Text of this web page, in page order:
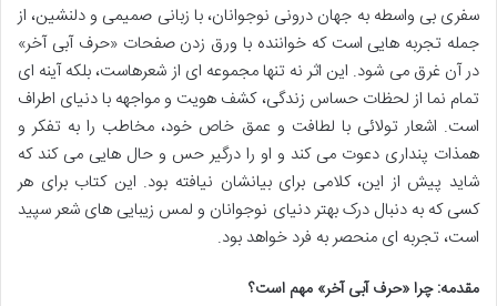
سفری بی واسطه به جهان درونی نوجوانان، با زبانی صمیمی و دلنشین، از
جمله تجربه هایی است که خواننده با ورق زدن صفحات «حرف آبی آخر»
در آن غرق می شود. این اثر نه تنها مجموعه ای از شعرهاست، بلکه آینه ای
تمام نما از لحظات حساس زندگی، کشف هویت و مواجهه با دنیای اطراف
است. اشعار تولائی با لطافت و عمق خاص خود، مخاطب را به تفکر و
همذات پنداری دعوت می کند و او را درگیر حس و حال هایی می کند که
شاید پیش از این، کلامی برای بیانشان نیافته بود. این کتاب برای هر
کسی که به دنبال درک بهتر دنیای نوجوانان و لمس زیبایی های شعر سپید
است، تجربه ای منحصر به فرد خواهد بود.
مقدمه: چرا «حرف آبی آخر» مهم است؟